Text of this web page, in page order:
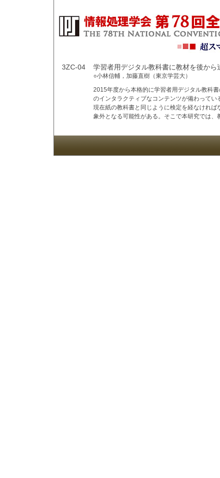
3ZC-04 学習者用デジタル教科書に教材を後から
○小林信輔，加藤直樹（東京学芸大）
2015年度から本格的に学習者用デジタル教科
のインタラクティブなコンテンツが備わって
現在紙の教科書と同じように検定を経なけれ
象外となる可能性がある。そこで本研究では